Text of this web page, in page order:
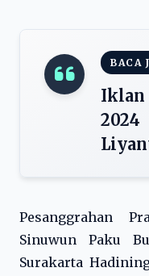
BACA
Pesanggrahan
Sinuwun Paku
Surakarta